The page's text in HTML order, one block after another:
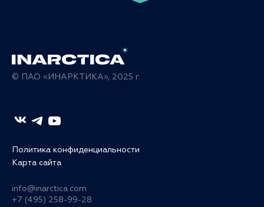
© ПАО «ИНАРКТИКА», 2025 г.
Политика конфиденциальности
Карта сайта
info@inarctica.com
+7 (495) 258-99-28